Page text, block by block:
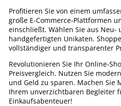
Profitieren Sie von einem
große E-Commerce-Plattformen
einschließt. Wählen Sie aus Neu-
handgefertigten Unikaten.
vollständiger und transparenter
Revolutionieren Sie Ihr Online-
Preisvergleich. Nutzen Sie
und Geld zu sparen. Machen Sie
Ihrem unverzichtbaren Begleiter
Einkaufsabenteuer!